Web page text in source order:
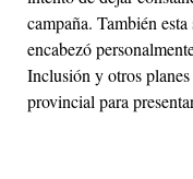
campaña. También
encabezó
Inclusión y otros
provincial para